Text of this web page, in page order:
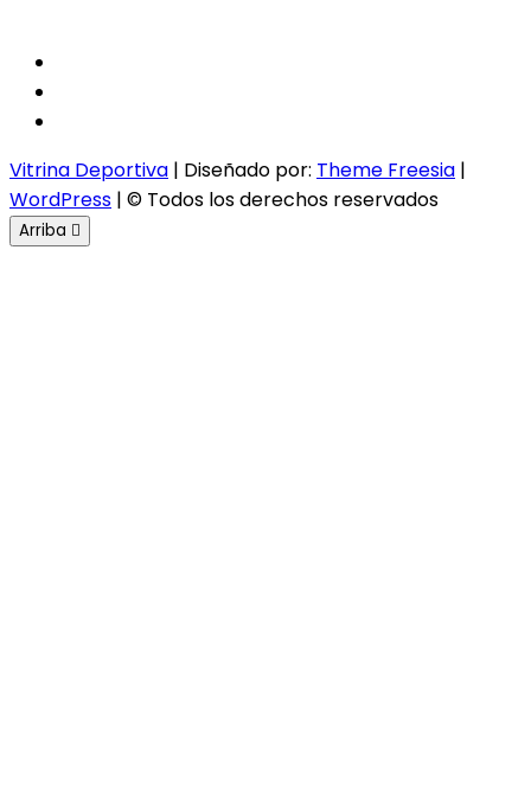
Vitrina Deportiva | Diseñado por: Theme Freesia |
WordPress | © Todos los derechos reservados
Arriba